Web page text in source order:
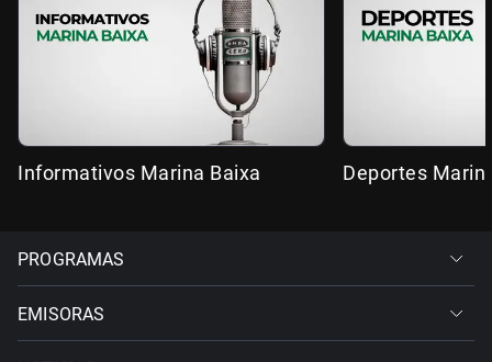
Informativos Marina Baixa Deportes
PROGRAMAS
EMISORAS